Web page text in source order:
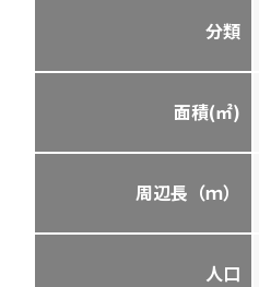
分類
面積(㎡)
周辺長（ｍ）
人口